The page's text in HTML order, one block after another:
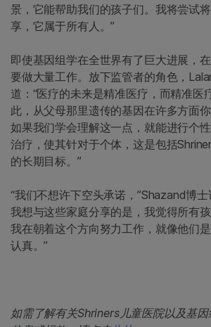
景，它能帮助我们的孩子们。我将尝试
享，它属于所有人。”
即使基因组学在全世界有了巨大进展，
要做大量工作。放下监管者的角色，
道：“医疗的未来是精准医疗，而精准医
此，从父母那里遗传的基因在许多方面
如果我们学会理解这一点，就能进行个
治疗，使其针对于个体，这是包括
的长期目标。”
“我们不想许下空头承诺，”Shazand博士
我想与这些家庭分享的是，我觉得所有
我在朝着这个方向努力工作，就像他们
认真。”
如需了解有关Shriners儿童医院以及基